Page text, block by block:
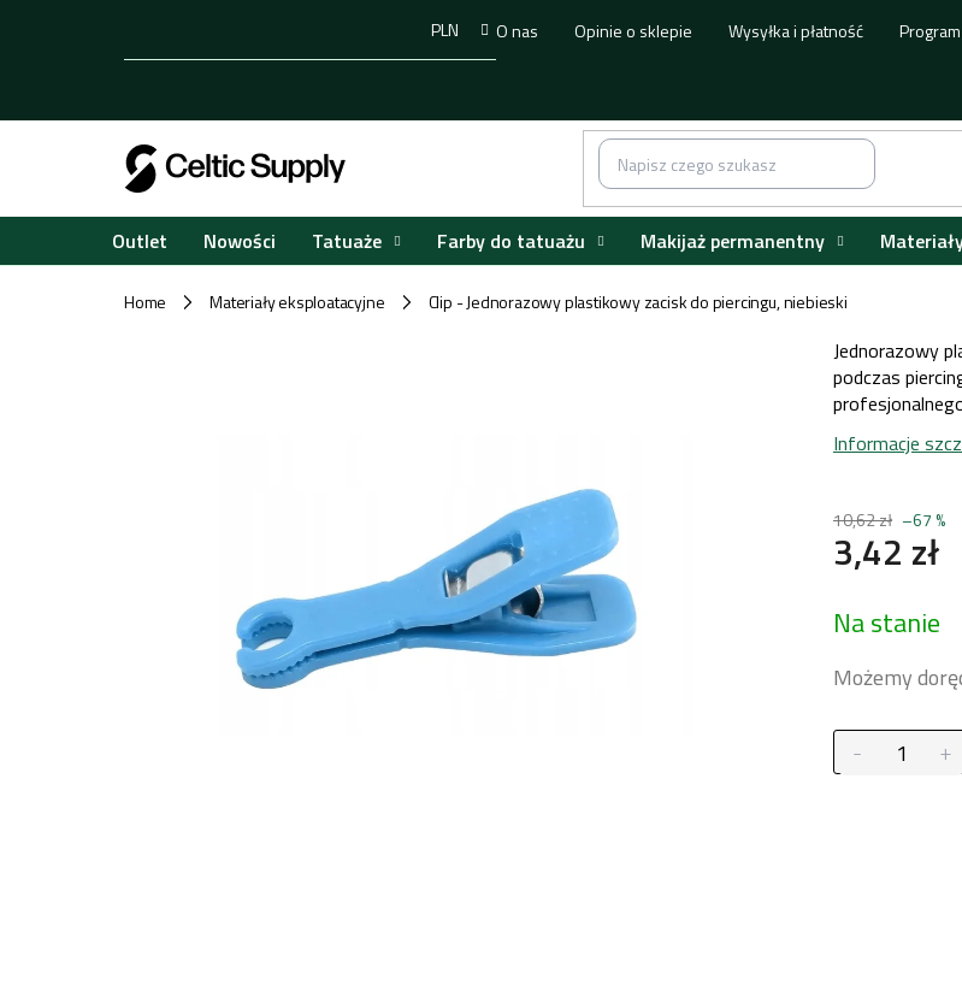
O nas Opinie o sklepie Wysyłka i płatność
PLN
Outlet Nowości Tatuaże Farby do tatuażu Makijaż permanentny
Home / Materiały eksploatacyjne / Clip - Jednorazowy plastikowy zacisk do piercingu, niebieski
10,62 zł –67 %
3,42 zł
jednostkowa:
Na stanie
Możemy
Jednorazowy
podczas
Informacje